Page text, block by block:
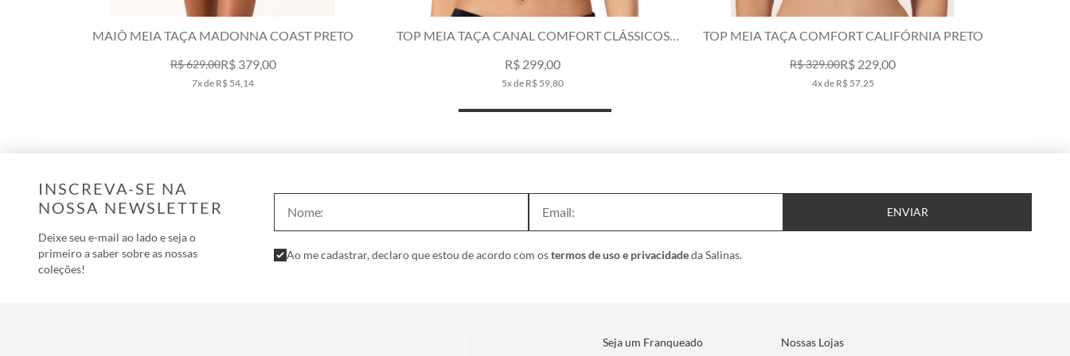
MAIÔ MEIA TAÇA MADONNA COAST PRETO
R$ 629,00R$ 379,00
7x de R$ 54,14
TOP MEIA TAÇA CANAL COMFORT CLÁSSICOS
R$ 299,00
5x de R$ 59,80
TOP MEIA TAÇA COMFORT CALIFÓRNIA PRETO
R$ 329,00R$ 229,00
4x de R$ 57,25
INSCREVA-SE NA
NOSSA NEWSLETTER
Deixe seu e-mail ao lado e seja o
primeiro a saber sobre as nossas
coleções!
ENVIAR
Ao me cadastrar, declaro que estou de acordo com ostermos de uso e privacidadeda Salinas.
Seja um Franqueado Nossas Lojas